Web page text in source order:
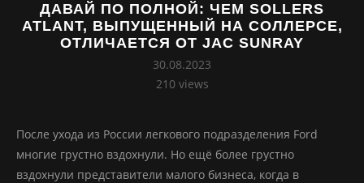
ДАВАЙ ПО ПОЛНОЙ: ЧЕМ SOLLERS
ATLANT, ВЫПУЩЕННЫЙ НА СОЛЛЕРСЕ,
ОТЛИЧАЕТСЯ ОТ JAC SUNRAY
30.08.2023
210 views
После ухода из России легкового подразделения Ford
многие грустно вздохнули. Но ещё более грустно
вздохнули представители малого бизнеса, когда в